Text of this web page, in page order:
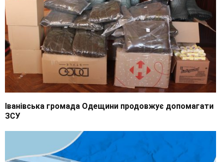
Іванівська громада Одещини продовжує допомагати
ЗСУ